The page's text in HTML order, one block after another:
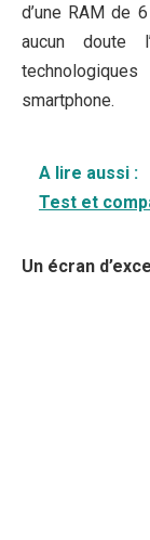
d’une RAM de
aucun doute
smartphone.
A lire aussi :
Test et
Un écran